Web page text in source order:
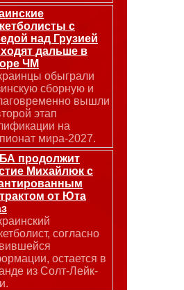
с
над Грузией
дальше в
ЧМ
обыграли
сборную и
вышли
этап
на
мира-2027.
продолжит
Михайлюк с
от Юта
согласно
остается в
из Солт-Лейк-